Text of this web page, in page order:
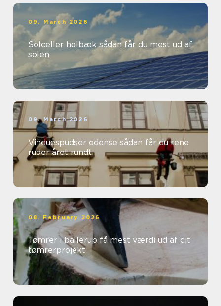
09. March 2026
Solceller holbæk sådan får du mest ud af
solen
09. March 2026
Vinduespudser odense sådan får du rene
ruder året rundt
08. February 2026
Tømrer i ballerup få mest værdi ud af dit
tømrerprojekt